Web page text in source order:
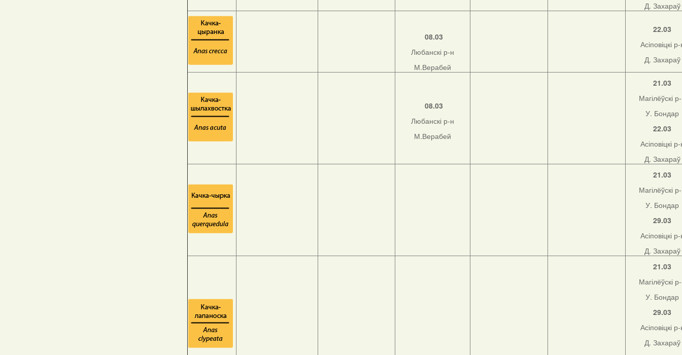
Д. Захараў
08.03
Любанскі р-н
М.Верабей
22.03
Асіповіцкі
Д. Захараў
08.03
Любанскі р-н
М.Верабей
21.03
Магілёўскі
У. Бондар
22.03
Асіповіцкі
Д. Захараў
21.03
Магілёўскі
У. Бондар
29.03
Асіповіцкі
Д. Захараў
21.03
Магілёўскі
У. Бондар
29.03
Асіповіцкі
Д. Захараў